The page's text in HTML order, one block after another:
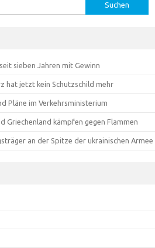
sieben Jahren mit Gewinn
hat jetzt kein Schutzschild mehr
Pläne im Verkehrsministerium
Griechenland kämpfen gegen Flammen
an der Spitze der ukrainischen Armee